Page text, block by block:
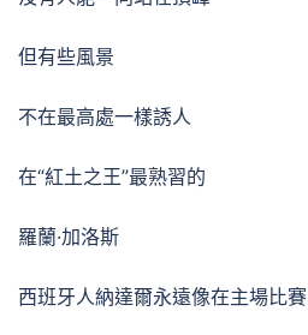
但有些風景
不在最高處一樣誘人
在“紅土之王”最熟習的
羅蘭·加洛斯
西班牙人納達爾永遠像在主場比賽